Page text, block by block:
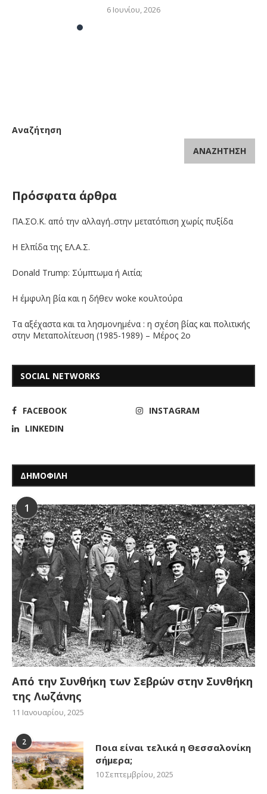
6 Ιουνίου, 2026
Αναζήτηση
ΑΝΑΖΉΤΗΣΗ
Πρόσφατα άρθρα
ΠΑ.ΣΟ.Κ. από την αλλαγή..στην μετατόπιση χωρίς πυξίδα
Η Ελπίδα της ΕΛ.Α.Σ.
Donald Trump: Σύμπτωμα ή Αιτία;
Η έμφυλη βία και η δήθεν woke κουλτούρα
Τα αξέχαστα και τα λησμονημένα : η σχέση βίας και πολιτικής
στην Μεταπολίτευση (1985-1989) – Μέρος 2ο
SOCIAL NETWORKS
FACEBOOK
INSTAGRAM
LINKEDIN
ΔΗΜΟΦΙΛΗ
1
Από την Συνθήκη των Σεβρών στην Συνθήκη
της Λωζάνης
11 Ιανουαρίου, 2025
2
Ποια είναι τελικά η Θεσσαλονίκη
σήμερα;
10 Σεπτεμβρίου, 2025